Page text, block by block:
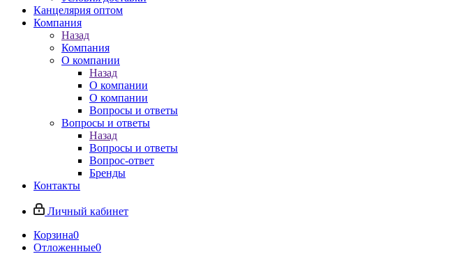
Канцелярия оптом
Компания
Назад
Компания
О компании
Назад
О компании
О компании
Вопросы и ответы
Вопросы и ответы
Назад
Вопросы и ответы
Вопрос-ответ
Бренды
Контакты
Личный кабинет
Корзина0
Отложенные0